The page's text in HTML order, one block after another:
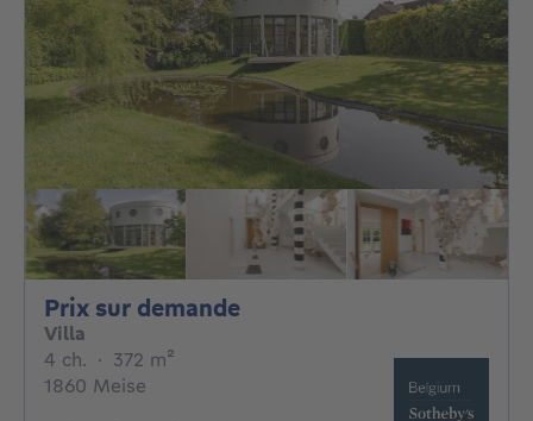
Prix sur demandePrix sur demande
Villa
4 ch. 4 chambres
· 372 m²
1860 Meise